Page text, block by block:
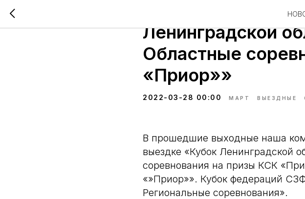
Наша команда на
Ленинградской
Областные
«Приор»»
2022-03-28 00:00 МАРТ ВЫЕЗДНЫЕ
В прошедшие выходные наша
выездке «Кубок Ленинградской
соревнования на призы КСК
«»Приор»». Кубок федераций
Региональные соревнования».